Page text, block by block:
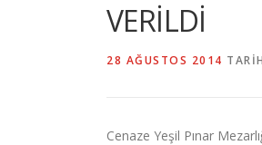
VERİLDİ
28 AĞUSTOS 2014
Cenaze Yeşil Pınar